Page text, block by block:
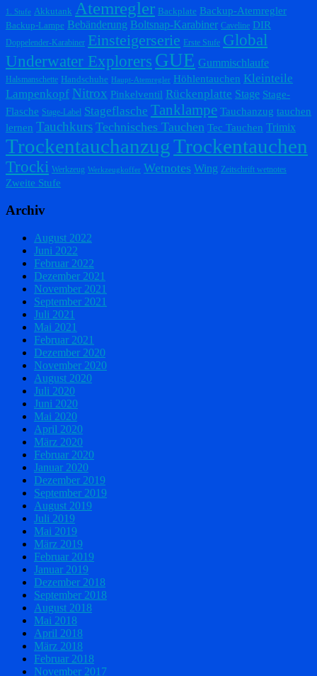
1. Stufe Akkutank Atemregler Backplate Backup-Atemregler
Backup-Lampe Bebänderung Boltsnap-Karabiner Caveline DIR
Doppelender-Karabiner Einsteigerserie Erste Stufe Global
Underwater Explorers GUE Gummischlaufe
Halsmanschette Handschuhe Haupt-Atemregler Höhlentauchen Kleinteile
Lampenkopf Nitrox Pinkelventil Rückenplatte Stage Stage-
Flasche Stage-Label Stageflasche Tanklampe Tauchanzug tauchen
lernen Tauchkurs Technisches Tauchen Tec Tauchen Trimix
TrockentauchanzugTrockentauchen
Trocki Werkzeug Werkzeugkoffer Wetnotes Wing Zeitschrift wetnotes
Zweite Stufe
Archiv
August 2022
Juni 2022
Februar 2022
Dezember 2021
November 2021
September 2021
Juli 2021
Mai 2021
Februar 2021
Dezember 2020
November 2020
August 2020
Juli 2020
Juni 2020
Mai 2020
April 2020
März 2020
Februar 2020
Januar 2020
Dezember 2019
September 2019
August 2019
Juli 2019
Mai 2019
März 2019
Februar 2019
Januar 2019
Dezember 2018
September 2018
August 2018
Mai 2018
April 2018
März 2018
Februar 2018
November 2017